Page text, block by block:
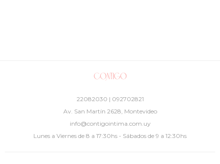
22082030 | 092702821
Av. San Martín 2628, Montevideo
info@contigointima.com.uy
Lunes a Viernes de 8 a 17:30hs - Sábados de 9 a 12:30hs